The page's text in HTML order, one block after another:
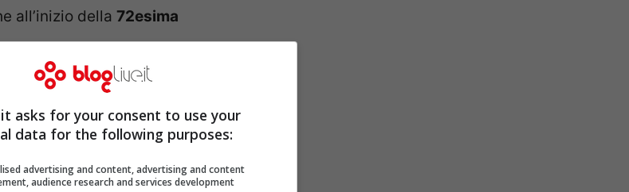
all’inizio della 72esima
il Festival
asks for your consent to use your
data for the following purposes:
advertising and content, advertising and content
audience research and services development